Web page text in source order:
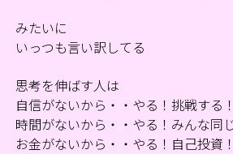
みたいに
いっつも言い訳してる
思考を伸ばす人は
自信がないから・・やる！挑戦する！
時間がないから・・やる！みんな同
お金がないから・・やる！自己投資！